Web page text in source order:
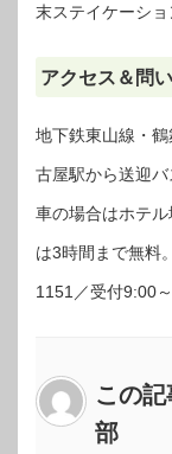
末ステイケーショ
アクセス＆問
地下鉄東山線・
古屋駅から送迎バ
車の場合はホテ
は3時間まで無料
1151／受付9:00
この
部